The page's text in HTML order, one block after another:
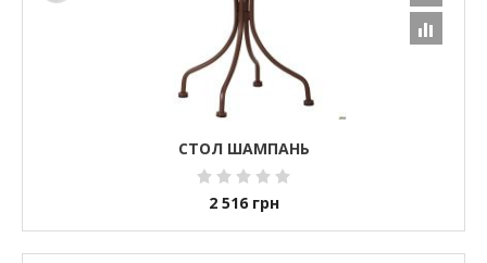
СТОЛ ШАМПАНЬ
2 516 грн